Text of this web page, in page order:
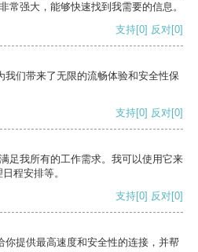
常强大，能够快速找到我需要的信息。
支持[0] 反对[0]
们带来了无限的流畅体验和安全性保
支持[0] 反对[0]
足我所有的工作需求。我可以使用它来
程安排等。
支持[0] 反对[0]
提供最高速度和安全性的连接，并帮